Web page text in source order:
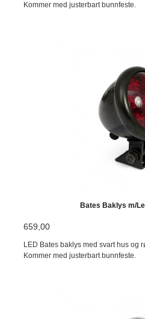
Kommer med justerbart bunnfeste.
Bates Baklys m/
659,00
LED Bates baklys med svart hus og
Kommer med justerbart bunnfeste.